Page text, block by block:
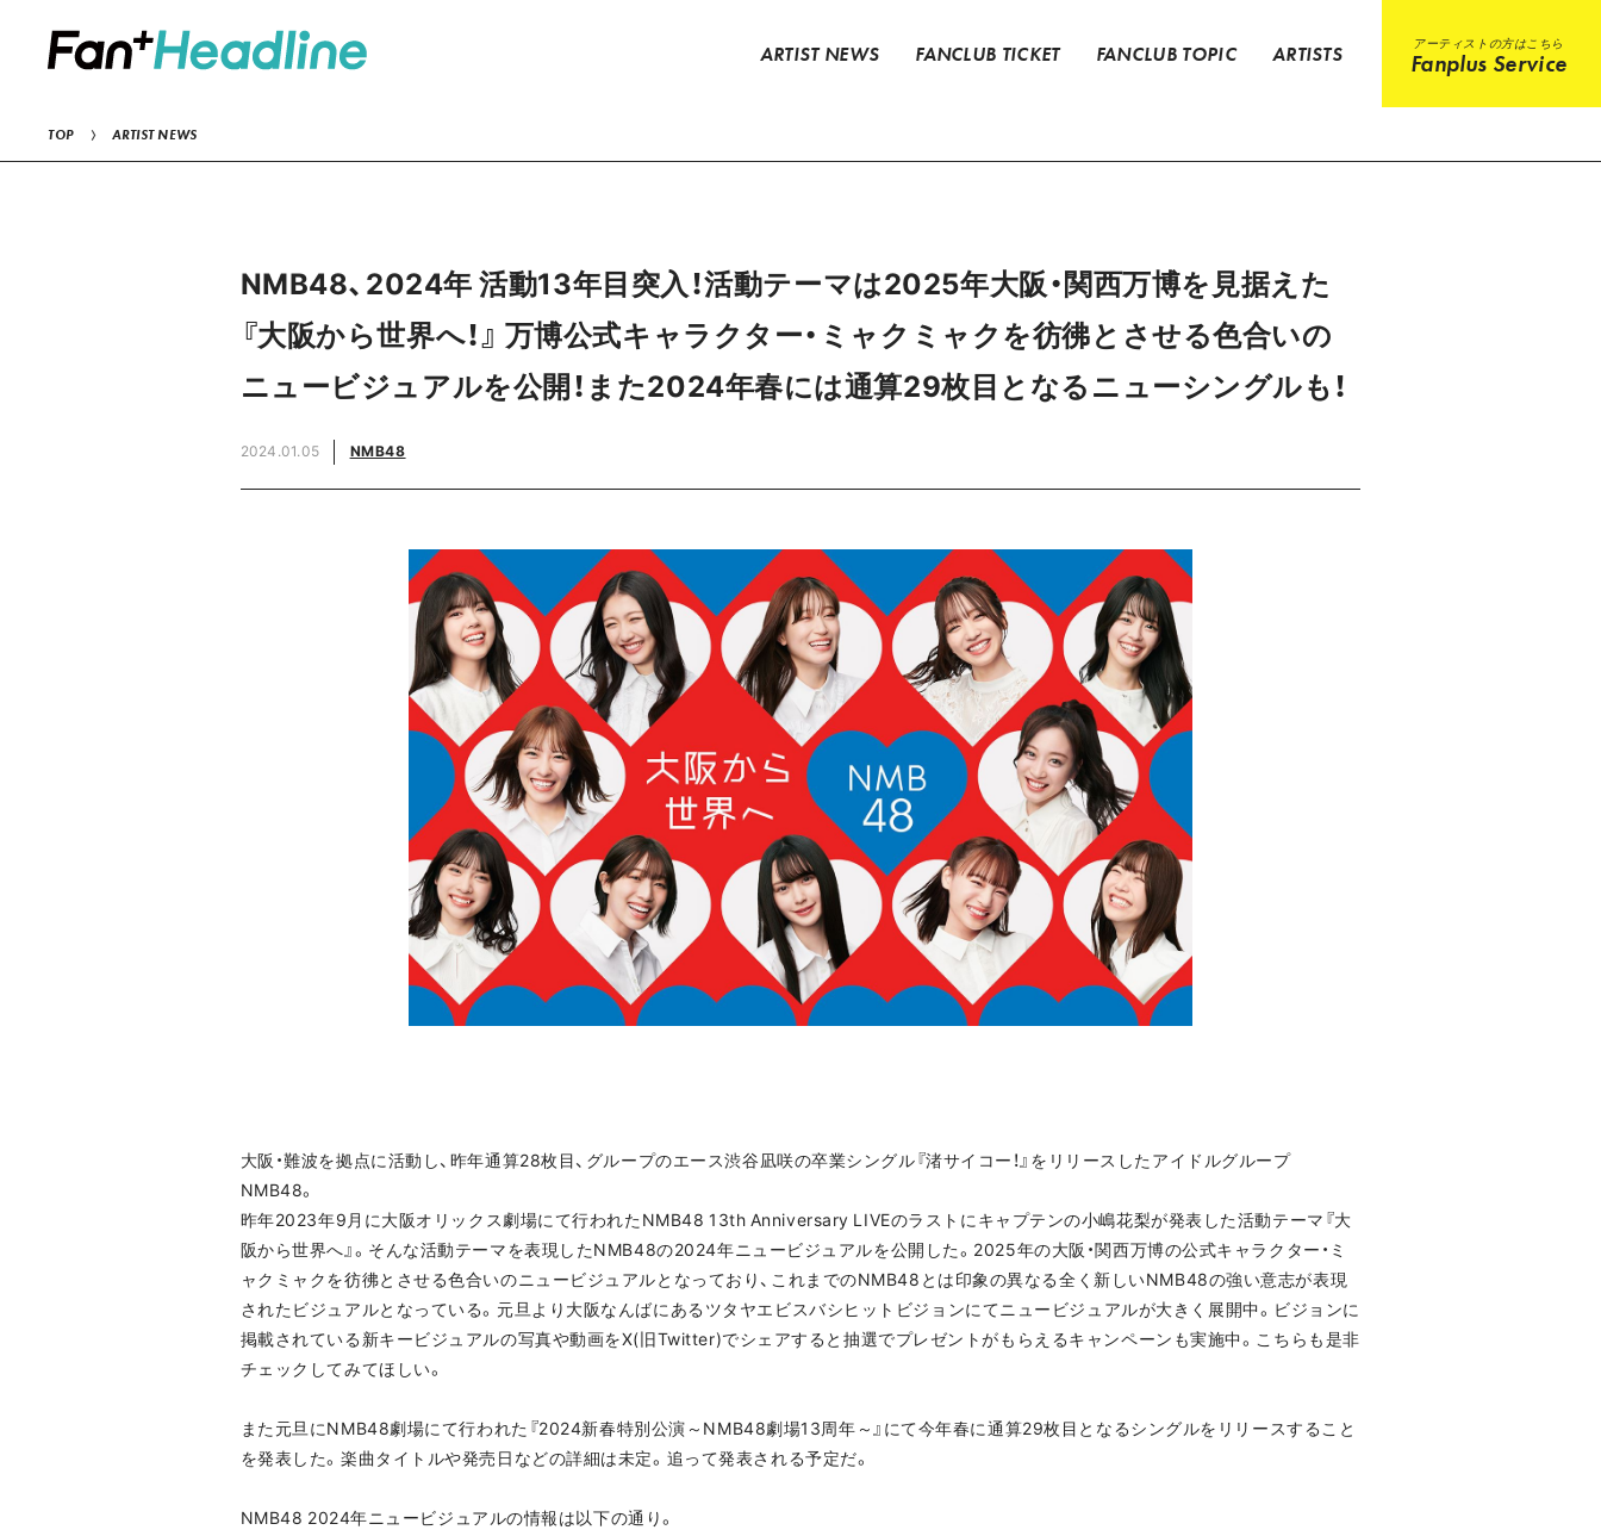
ARTIST NEWS FANCLUB TICKET FANCLUB TOPIC ARTISTS アーティストの方はこちら
Fanplus Service
TOP ARTIST NEWS
NMB48、2024年 活動13年目突入！活動テーマは2025年大阪・関西万博を見据えた
『大阪から世界へ！』 万博公式キャラクター・ミャクミャクを彷彿とさせる色合いの
ニュービジュアルを公開！また2024年春には通算29枚目となるニューシングルも！
2024.01.05 NMB48
大阪・難波を拠点に活動し、昨年通算28枚目、グループのエース渋谷凪咲の卒業シングル『渚サイコー！』をリリースしたアイドルグループ
NMB48。
昨年2023年9月に大阪オリックス劇場にて行われたNMB48 13th Anniversary LIVEのラストにキャプテンの小嶋花梨が発表した活動テーマ『大
阪から世界へ』。そんな活動テーマを表現したNMB48の2024年ニュービジュアルを公開した。2025年の大阪・関西万博の公式キャラクター・ミ
ャクミャクを彷彿とさせる色合いのニュービジュアルとなっており、これまでのNMB48とは印象の異なる全く新しいNMB48の強い意志が表現
されたビジュアルとなっている。元旦より大阪なんばにあるツタヤエビスバシヒットビジョンにてニュービジュアルが大きく展開中。ビジョンに
掲載されている新キービジュアルの写真や動画をX(旧Twitter)でシェアすると抽選でプレゼントがもらえるキャンペーンも実施中。こちらも是非
チェックしてみてほしい。
また元旦にNMB48劇場にて行われた『2024新春特別公演～NMB48劇場13周年～』にて今年春に通算29枚目となるシングルをリリースすること
を発表した。楽曲タイトルや発売日などの詳細は未定。追って発表される予定だ。
NMB48 2024年ニュービジュアルの情報は以下の通り。